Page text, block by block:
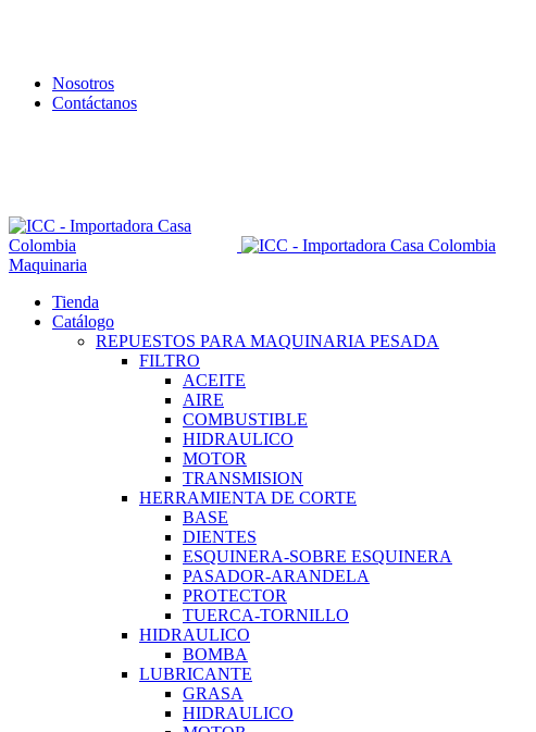
Nosotros
Contáctanos
Maquinaria
Tienda
Catálogo
REPUESTOS PARA MAQUINARIA PESADA
FILTRO
ACEITE
AIRE
COMBUSTIBLE
HIDRAULICO
MOTOR
TRANSMISION
HERRAMIENTA DE CORTE
BASE
DIENTES
ESQUINERA-SOBRE ESQUINERA
PASADOR-ARANDELA
PROTECTOR
TUERCA-TORNILLO
HIDRAULICO
BOMBA
LUBRICANTE
GRASA
HIDRAULICO